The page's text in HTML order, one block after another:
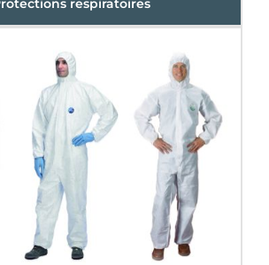
respiratoires